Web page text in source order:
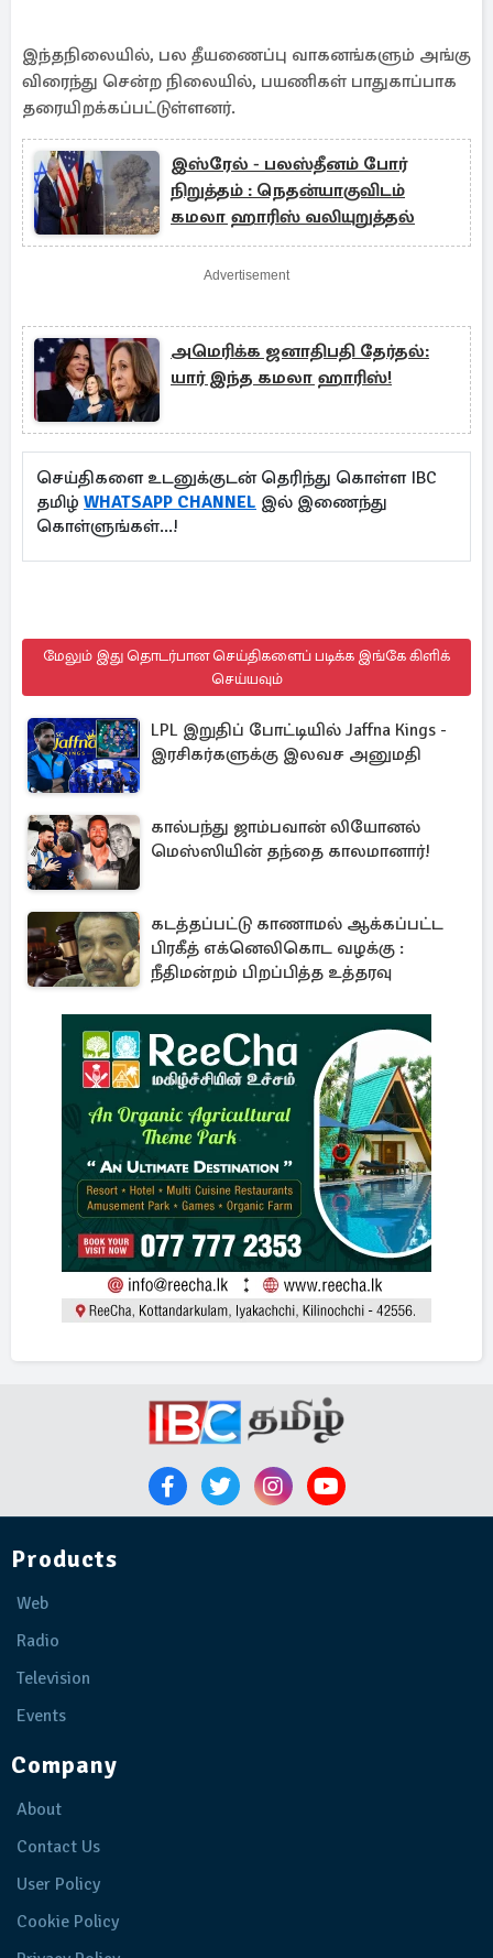
இந்தநிலையில், பல தீயணைப்பு வாகனங்களும் அங்கு
விரைந்து சென்ற நிலையில், பயணிகள் பாதுகாப்பாக
தரையிறக்கப்பட்டுள்ளனர்.
இஸ்ரேல் - பலஸ்தீனம் போர்
நிறுத்தம் : நெதன்யாகுவிடம்
கமலா ஹாரிஸ் வலியுறுத்தல்
Advertisement
அமெரிக்க ஜனாதிபதி தேர்தல்:
யார் இந்த கமலா ஹாரிஸ்!
செய்திகளை உடனுக்குடன் தெரிந்து கொள்ள IBC
தமிழ் WHATSAPP CHANNEL இல் இணைந்து
கொள்ளுங்கள்...!
மேலும் இது தொடர்பான செய்திகளைப் படிக்க இங்கே கிளிக்
செய்யவும்
LPL இறுதிப் போட்டியில் Jaffna Kings -
இரசிகர்களுக்கு இலவச அனுமதி
கால்பந்து ஜாம்பவான் லியோனல்
மெஸ்ஸியின் தந்தை காலமானார்!
கடத்தப்பட்டு காணாமல் ஆக்கப்பட்ட
பிரகீத் எக்னெலிகொட வழக்கு :
நீதிமன்றம் பிறப்பித்த உத்தரவு
Products
Web
Radio
Television
Events
Company
About
Contact Us
User Policy
Cookie Policy